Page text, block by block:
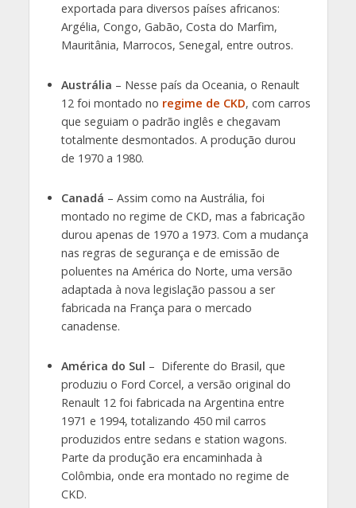
exportada para diversos países africanos:
Argélia, Congo, Gabão, Costa do Marfim,
Mauritânia, Marrocos, Senegal, entre outros.
Austrália – Nesse país da Oceania, o Renault
12 foi montado no regime de CKD, com carros
que seguiam o padrão inglês e chegavam
totalmente desmontados. A produção durou
de 1970 a 1980.
Canadá – Assim como na Austrália, foi
montado no regime de CKD, mas a fabricação
durou apenas de 1970 a 1973. Com a mudança
nas regras de segurança e de emissão de
poluentes na América do Norte, uma versão
adaptada à nova legislação passou a ser
fabricada na França para o mercado
canadense.
América do Sul – Diferente do Brasil, que
produziu o Ford Corcel, a versão original do
Renault 12 foi fabricada na Argentina entre
1971 e 1994, totalizando 450 mil carros
produzidos entre sedans e station wagons.
Parte da produção era encaminhada à
Colômbia, onde era montado no regime de
CKD.